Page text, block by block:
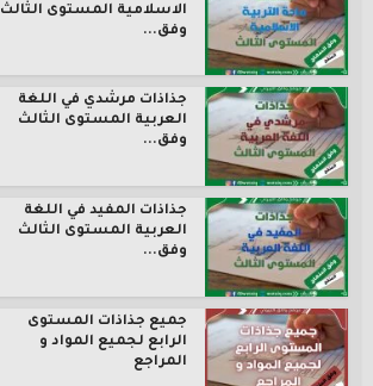
الاسلامية المستوى الثالث
وفق...
جذاذات مرشدي في اللغة
العربية المستوى الثالث
وفق...
جذاذات المفيد في اللغة
العربية المستوى الثالث
وفق...
جميع جذاذات المستوى
الرابع لجميع المواد و
المراجع